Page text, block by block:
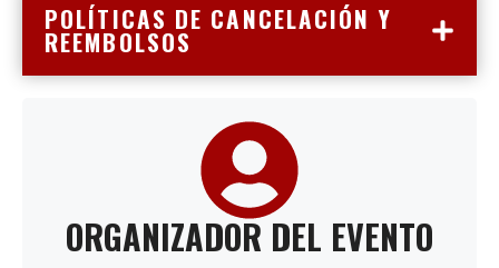
POLÍTICAS DE CANCELACIÓN Y
REEMBOLSOS
ORGANIZADOR DEL EVENTO